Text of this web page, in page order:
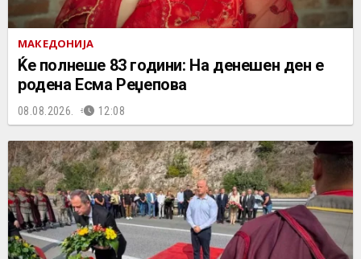
МАКЕДОНИЈА
Ќе полнеше 83 години: На денешен ден е
родена Есма Реџепова
08.08.2026. 12:08